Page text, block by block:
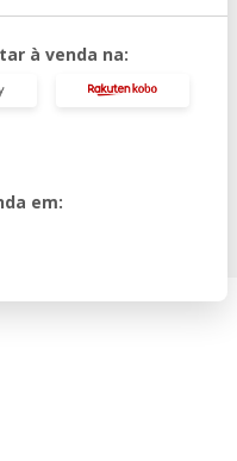
à venda na:
em: